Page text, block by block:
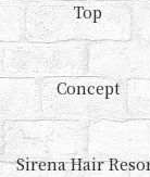
Top
Concept
Sirena Hair